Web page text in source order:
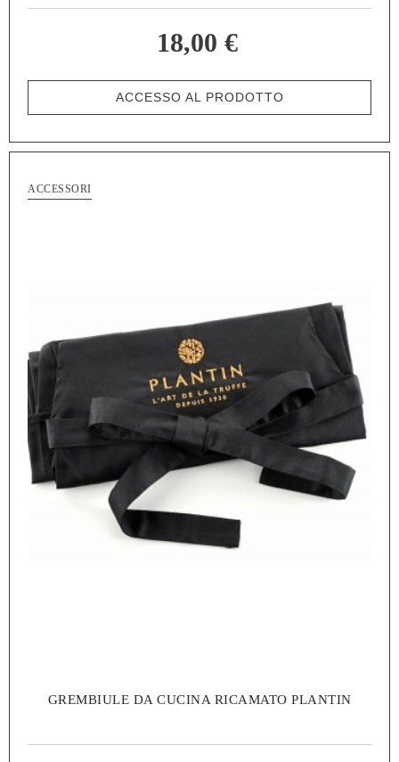
18,00 €
ACCESSO AL PRODOTTO
ACCESSORI
GREMBIULE DA CUCINA RICAMATO PLANTIN